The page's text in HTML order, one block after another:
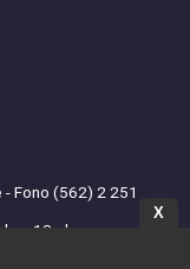
Fono (562) 2 251
13.cl
X